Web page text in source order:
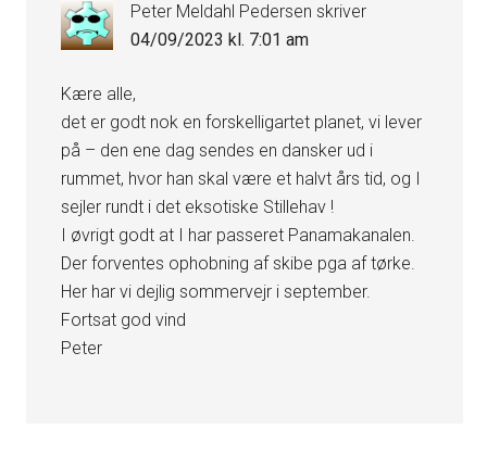
Peter Meldahl Pedersen skriver
04/09/2023 kl. 7:01 am
Kære alle,
det er godt nok en forskelligartet planet, vi lever
på – den ene dag sendes en dansker ud i
rummet, hvor han skal være et halvt års tid, og I
sejler rundt i det eksotiske Stillehav !
I øvrigt godt at I har passeret Panamakanalen.
Der forventes ophobning af skibe pga af tørke.
Her har vi dejlig sommervejr i september.
Fortsat god vind
Peter